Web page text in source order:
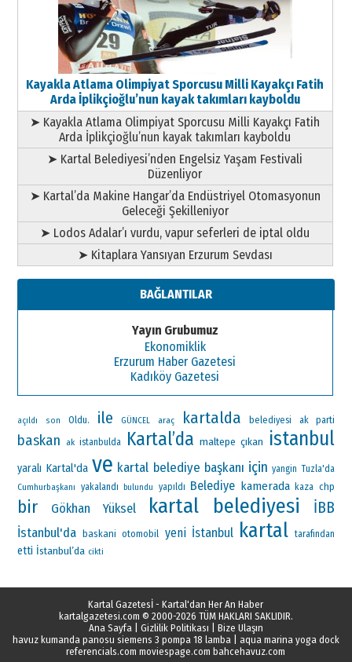
Kayakla Atlama Olimpiyat Sporcusu Milli Kayakçı Fatih
Arda İplikçioğlu’nun kayak takımları kayboldu
➤ Kayakla Atlama Olimpiyat Sporcusu Milli Kayakçı Fatih
Arda İplikçioğlu’nun kayak takımları kayboldu
➤ Kartal Belediyesi’nden Engelsiz Yaşam Festivali
Düzenliyor
➤ Kartal’da Makine Hangar’da Endüstriyel Otomasyonun
Geleceği Şekilleniyor
➤ Lodos Adalar’ı vurdu, vapur seferleri de iptal oldu
➤ Kitaplara Yansıyan Erzurum Sevdası
BAĞLANTILAR
Yayın Grubumuz
Ekonomiklik
Erzurum Haber Gazetesi
Kadıköy Gazetesi
açıldı son Oldu. ile GÜNCEL araç kartalda belediyesi ak parti
baskan ak istanbulda Kartal’da maltepe çıkan istanbul
yaralı Kartal'da ve kartal belediye başkanı için yangin Tuzla'da
Cumhurbaşkanı yakalandı bulundu yapıldı Belediye kamerada kaza chp
bir Gökhan Yüksel kartal belediyesi İBB
İstanbul'da baskani otomobil yeni İstanbul kartal tarafından
etti İstanbul’da cikti
Kartal Gazetesİ - Kartal'dan Her An Haber
kartalgazetesi.com © 2000-2026 TÜM HAKLARI SAKLIDIR.
Ana Sayfa
Gizlilik Politikası
Bize Ulaşın
havuz kumanda panosu siemens 3 pompa 18 lamba
aqua marina yoga dock
referencials.com moviespage.com bahcehavuz.com